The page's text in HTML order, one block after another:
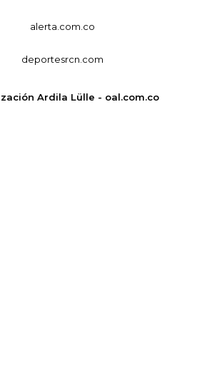
alerta.com.co
deportesrcn.com
Ardila Lülle - oal.com.co